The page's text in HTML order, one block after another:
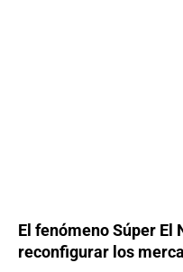
El fenómeno Súper El
reconfigurar los